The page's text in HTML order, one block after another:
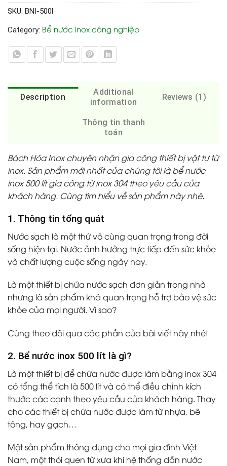
SKU: BNI-500l
Category: Bể nước inox công nghiệp
Description
Additional
information
Reviews (1)
Thông tin thanh
toán
Bách Hóa Inox chuyên nhận gia công thiết bị vật tư từ
inox. Sản phẩm mới nhất của chúng tôi là bể nước
inox 500 lít gia công từ inox 304 theo yêu cầu của
khách hàng. Cùng tìm hiểu về sản phẩm này nhé.
1. Thông tin tổng quát
Nước sạch là một thứ vô cùng quan trọng trong đời
sống hiện tại. Nước ảnh hưởng trực tiếp đến sức khỏe
và chất lượng cuộc sống ngày nay.
Là một thiết bị chứa nước sạch đơn giản trong nhà
nhưng là sản phẩm khá quan trọng hỗ trợ bảo vệ sức
khỏe của mọi người. Vì sao?
Cùng theo dõi qua các phần của bài viết này nhé!
2. Bể nước inox 500 lít là gì?
Là một thiết bị để chứa nước được làm bằng inox 304
có tổng thể tích là 500 lít và có thể điều chỉnh kích
thước các cạnh theo yêu cầu của khách hàng. Thay
cho các thiết bị chứa nước được làm từ nhựa, bê
tông, hay gạch…
Một sản phẩm thông dụng cho mọi gia đình Việt
Nam, một thói quen từ xưa khi hệ thống dẫn nước